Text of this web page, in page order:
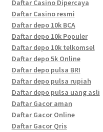
Daftar Casino Dipercaya
Daftar Casino resmi
Daftar depo 10k BCA
Daftar depo 10k Populer
Daftar depo 10k telkomsel
Daftar depo 5k Online
Daftar depo pulsa BRI
Daftar depo pulsa rupiah
Daftar depo pulsa uang asli
Daftar Gacor aman
Daftar Gacor Online
Daftar Gacor Qris